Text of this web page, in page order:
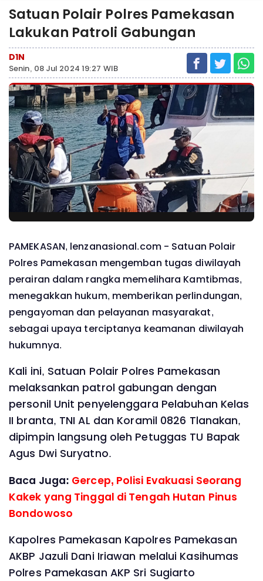
Satuan Polair Polres Pamekasan
Lakukan Patroli Gabungan
D1N
Senin, 08 Jul 2024 19:27 WIB
PAMEKASAN, lenzanasional.com - Satuan Polair
Polres Pamekasan mengemban tugas diwilayah
perairan dalam rangka memelihara Kamtibmas,
menegakkan hukum, memberikan perlindungan,
pengayoman dan pelayanan masyarakat,
sebagai upaya terciptanya keamanan diwilayah
hukumnya.
Kali ini, Satuan Polair Polres Pamekasan
melaksankan patrol gabungan dengan
personil Unit penyelenggara Pelabuhan Kelas
II branta, TNI AL dan Koramil 0826 Tlanakan,
dipimpin langsung oleh Petuggas TU Bapak
Agus Dwi Suryatno.
Baca Juga: Gercep, Polisi Evakuasi Seorang
Kakek yang Tinggal di Tengah Hutan Pinus
Bondowoso
Kapolres Pamekasan Kapolres Pamekasan
AKBP Jazuli Dani Iriawan melalui Kasihumas
Polres Pamekasan AKP Sri Sugiarto